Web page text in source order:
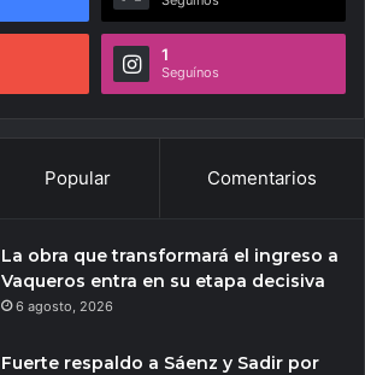
1
Seguínos
Popular Comentarios
La obra que transformará el ingreso a
Vaqueros entra en su etapa decisiva
6 agosto, 2026
Fuerte respaldo a Sáenz y Sadir por